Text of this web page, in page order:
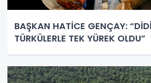
BAŞKAN HATİCE GENÇAY:
TÜRKÜLERLE TEK YÜREK OLDU”